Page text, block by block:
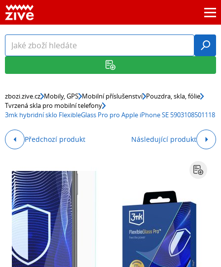
zbozi.zive.cz Mobily, GPS Mobilní příslušenství Pouzdra, skla, fólie
Tvrzená skla pro mobilní telefony
3mk hybridní sklo FlexibleGlass Pro pro Apple iPhone SE 5903108501118
Předchozí produkt Následující produkt